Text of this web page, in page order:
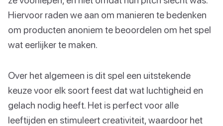
Hiervoor raden we aan om manieren te bedenken
om producten anoniem te beoordelen om het spel
wat eerlijker te maken.
Over het algemeen is dit spel een uitstekende
keuze voor elk soort feest dat wat luchtigheid en
gelach nodig heeft. Het is perfect voor alle
leeftijden en stimuleert creativiteit, waardoor het